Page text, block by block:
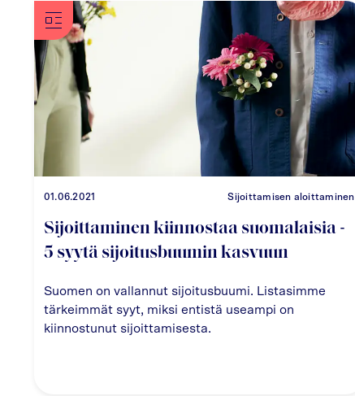
01.06.2021 Sijoittamisen aloittaminen
Sijoittaminen kiinnostaa suomalaisia -
5 syytä sijoitusbuumin kasvuun
Suomen on vallannut sijoitusbuumi. Listasimme
tärkeimmät syyt, miksi entistä useampi on
kiinnostunut sijoittamisesta.